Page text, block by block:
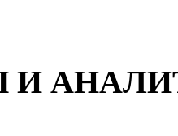
И